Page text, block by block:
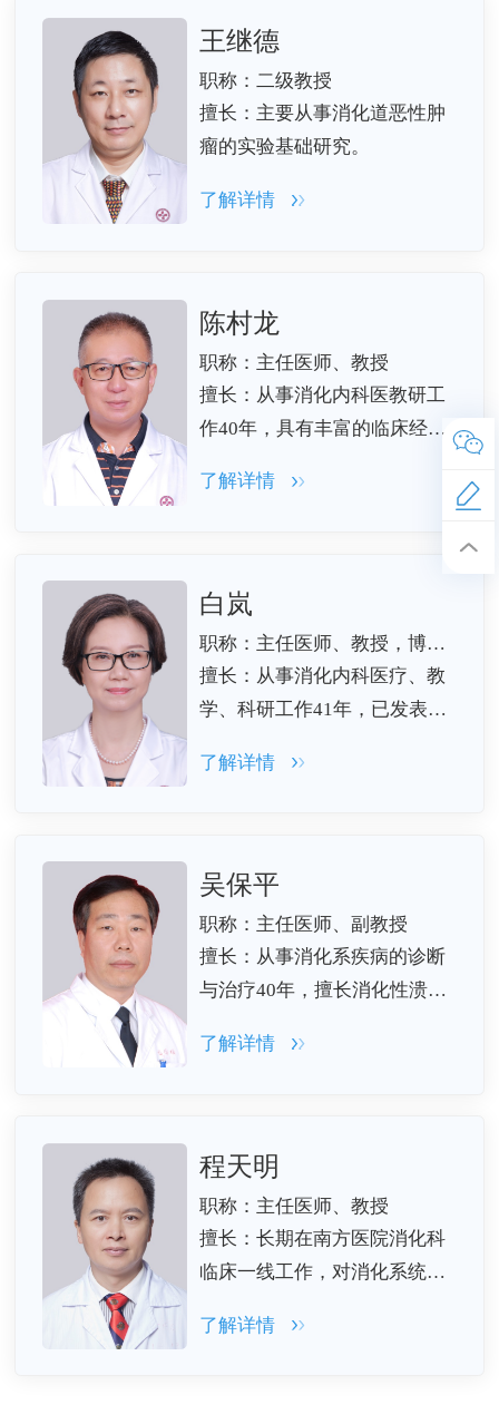
床经验，尤其擅长中西医结合
诊治各类消化系统功能性疾病
和肿瘤疾病。
王继德
职称：二级教授
擅长：主要从事消化道恶性肿
瘤的实验基础研究。
了解详情
陈村龙
职称：主任医师、教授
擅长：从事消化内科医教研工
作40年，具有丰富的临床经
症和疑难病例，熟练各种消化
面有较深的造诣。
了解详情
白岚
职称：主任医师、教授，博士及博士后导师
擅长：从事消化内科医疗、教
学、科研工作41年，已发表论
篇，影响因子超150分；获军
家自然基金３项、广东省科技
项目及自然基金9项；培养博
士、硕士40余名。
了解详情
吴保平
职称：主任医师、副教授
擅长：从事消化系疾病的诊断
与治疗40年，擅长消化性溃
病、功能性胃肠病、肛门直肠
牵头开展内镜下内痔微创治
了解详情
程天明
职称：主任医师、教授
擅长：长期在南方医院消化科
临床一线工作，对消化系统疾
和丰富的临床经验，擅长慢性
了解详情